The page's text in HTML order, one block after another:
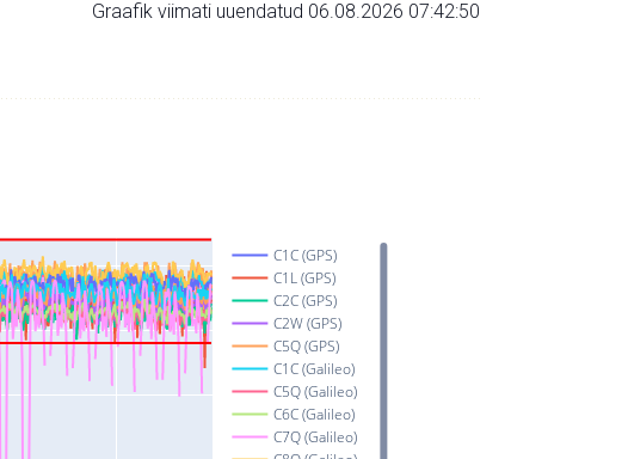
Graafik viimati uuendatud 06.08.2026 07:42:50
C1C (GPS)
C1L (GPS)
C2C (GPS)
C2W (GPS)
C5Q (GPS)
C1C (Galileo)
C5Q (Galileo)
C6C (Galileo)
C7Q (Galileo)